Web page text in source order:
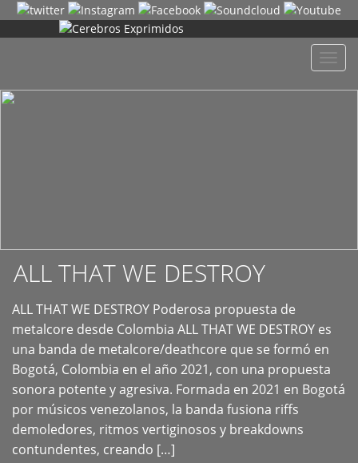
ALL THAT WE DESTROY
ALL THAT WE DESTROY Poderosa propuesta de
metalcore desde Colombia ALL THAT WE DESTROY es
una banda de metalcore/deathcore que se formó en
Bogotá, Colombia en el año 2021, con una propuesta
sonora potente y agresiva. Formada en 2021 en Bogotá
por músicos venezolanos, la banda fusiona riffs
demoledores, ritmos vertiginosos y breakdowns
contundentes, creando […]
+